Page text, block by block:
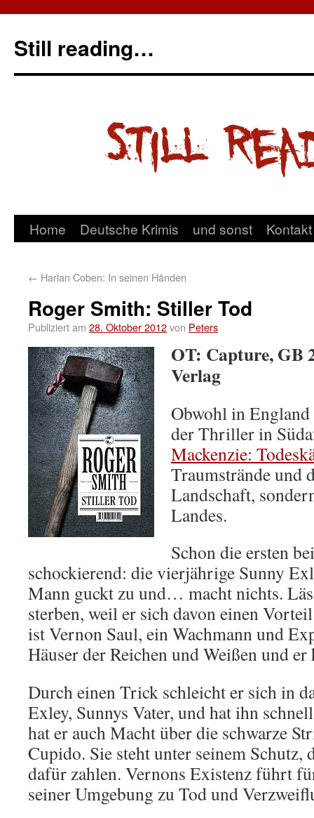
Still reading…
Home Deutsche Krimis und sonst Kontakt
← Harlan Coben: In seinen Händen
Roger Smith: Stiller Tod
Publiziert am 28. Oktober 2012von Peters
OT: Capture, GB
Verlag
Obwohl in
der Thriller in
Mackenzie:
Traumstrände und
Landschaft,
Landes.
Schon die ersten
schockierend: die vierjährige Sunny
Mann guckt zu und… macht nichts.
sterben, weil er sich davon einen
ist Vernon Saul, ein Wachmann und
Häuser der Reichen und Weißen und er
Durch einen Trick schleicht er sich in
Exley, Sunnys Vater, und hat ihn
hat er auch Macht über die schwarze
Cupido. Sie steht unter seinem Schutz,
dafür zahlen. Vernons Existenz führt
seiner Umgebung zu Tod und